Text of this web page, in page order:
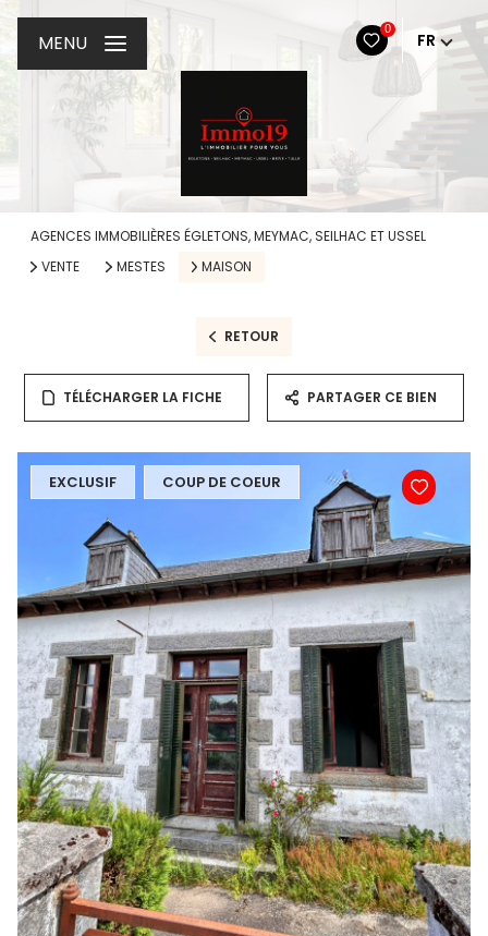
0
FR
MENU
AGENCES IMMOBILIÈRES ÉGLETONS, MEYMAC, SEILHAC ET USSEL
VENTE
MESTES MAISON
RETOUR
TÉLÉCHARGER LA FICHE PARTAGER CE BIEN
EXCLUSIF COUP DE COEUR